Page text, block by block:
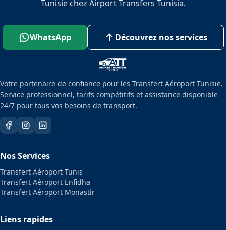
Tunisie chez Airport Transfers Tunisia.
WhatsApp Découvrez nos services
Votre partenaire de confiance pour les Transfert Aéroport Tunisie.
Service professionnel, tarifs compétitifs et assistance disponible
24/7 pour tous vos besoins de transport.
Nos Services
Transfert Aéroport Tunis
Transfert Aéroport Enfidha
Transfert Aéroport Monastir
Liens rapides